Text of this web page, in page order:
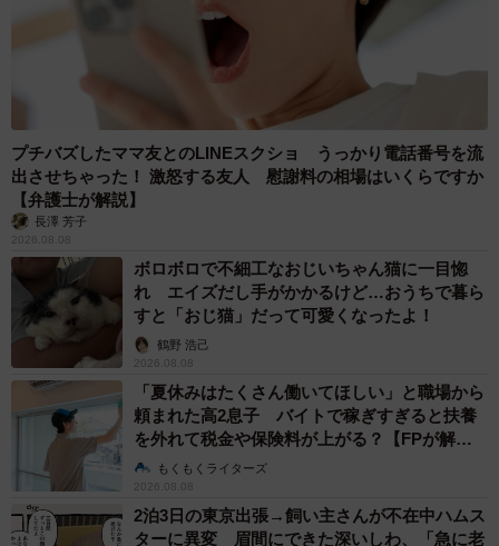
プチバズしたママ友とのLINEスクショ うっかり電話番号を流
出させちゃった！ 激怒する友人 慰謝料の相場はいくらですか
【弁護士が解説】
長澤 芳子
2026.08.08
ボロボロで不細工なおじいちゃん猫に一目惚
れ エイズだし手がかかるけど…おうちで暮ら
すと「おじ猫」だって可愛くなったよ！
鶴野 浩己
2026.08.08
「夏休みはたくさん働いてほしい」と職場から
頼まれた高2息子 バイトで稼ぎすぎると扶養
を外れて税金や保険料が上がる？【FPが解
説】もくもくライターズ
2026.08.08
2泊3日の東京出張→飼い主さんが不在中ハムス
ターに異変 眉間にできた深いしわ、「急に老